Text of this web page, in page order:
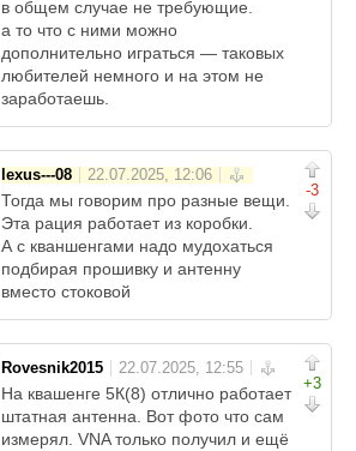
в общем случае не требующие.
а то что с ними можно
дополнительно играться — таковых
любителей немного и на этом не
заработаешь.
-3
lexus---08
Тогда мы говорим про разные вещи.
Эта рация работает из коробки.
А с кваншенгами надо мудохаться
подбирая прошивку и антенну
вместо стоковой
+3
Rovesnik2015
На квашенге 5К(8) отлично работает
штатная антенна. Вот фото что сам
измерял. VNA только получил и ещё